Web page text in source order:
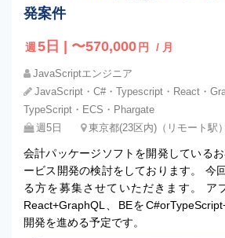
発案件
週 5日 | 〜570,000 円 / 月
JavaScriptエンジニア
JavaScript・C#・Typescript・React・
TypeScript・ECS・Phargate
週5日
東京都(23区内)（リモート駅）
会計パッケージソフトを開発している
ービス開発の検討をしております。 今
る方を募集させていただきます。 ア
React+GraphQL、BEを
開発を進める予定です。